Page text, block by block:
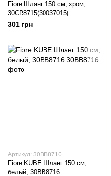
Fiore Шланг 150 см, хром,
30CR8715(30037015)
301 грн
Артикул: 30BB8716
Fiore KUBE Шланг 150 см,
белый, 30BB8716